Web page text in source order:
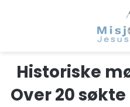
Historiske
Over 20